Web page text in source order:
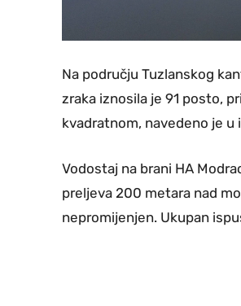
Na području Tuzlanskog
zraka iznosila je 91 posto,
kvadratnom, navedeno je u
Vodostaj na brani HA
preljeva 200 metara nad
nepromijenjen. Ukupan